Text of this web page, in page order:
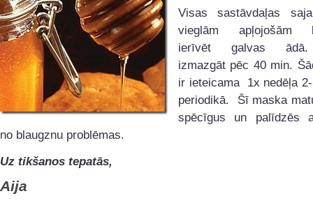
Visas sastāvdaļas
vieglām apļojošām
ierīvēt galvas
izmazgāt pēc 40 min.
ir ieteicama 1x nedēļa
periodikā. Šī maska
spēcīgus un palīdzēs
no blaugznu problēmas.
Uz tikšanos tepatās,
Aija